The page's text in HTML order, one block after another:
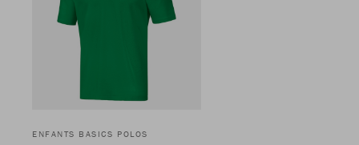
ENFANTS BASICS POLOS